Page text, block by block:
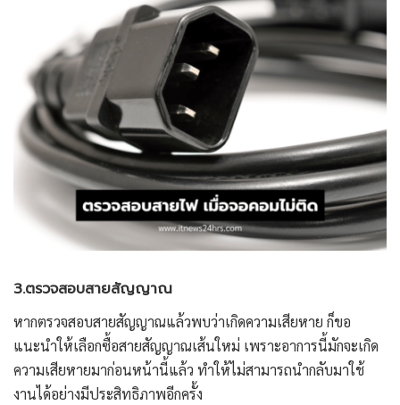
3.ตรวจสอบสายสัญญาณ
หากตรวจสอบสายสัญญาณแล้วพบว่าเกิดความเสียหาย ก็ขอ
แนะนำให้เลือกซื้อสายสัญญาณเส้นใหม่ เพราะอาการนี้มักจะเกิด
ความเสียหายมาก่อนหน้านี้แล้ว ทำให้ไม่สามารถนำกลับมาใช้
งานได้อย่างมีประสิทธิภาพอีกครั้ง